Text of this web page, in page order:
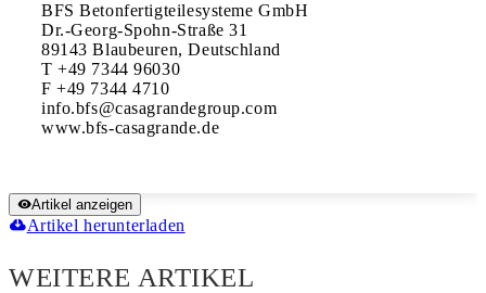
BFS Betonfertigteilesysteme GmbH
Dr.-Georg-Spohn-Straße 31
89143 Blaubeuren, Deutschland
T +49 7344 96030
F +49 7344 4710
info.bfs@casagrandegroup.com
www.bfs-casagrande.de
Artikel anzeigen
Artikel herunterladen
WEITERE ARTIKEL